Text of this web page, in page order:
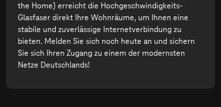
the Home) erreicht die Hochgeschwindigkeits-
Glasfaser direkt Ihre Wohnräume, um Ihnen eine
stabile und zuverlässige Internetverbindung zu
bieten. Melden Sie sich noch heute an und sichern
Sie sich Ihren Zugang zu einem der modernsten
Netze Deutschlands!